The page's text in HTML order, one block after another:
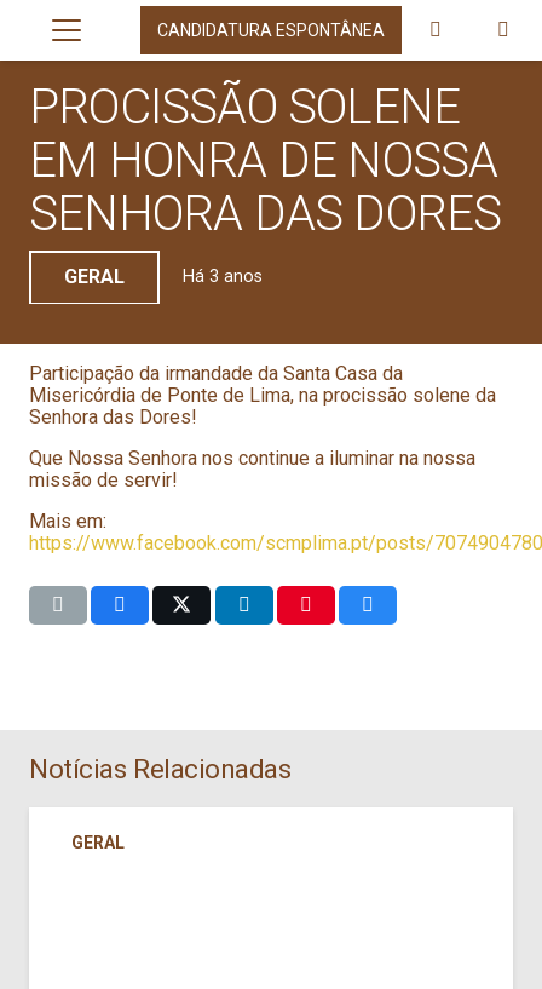
CANDIDATURA ESPONTÂNEA
PROCISSÃO SOLENE
EM HONRA DE NOSSA
SENHORA DAS DORES
GERAL Há 3 anos
Participação da irmandade da Santa Casa da
Misericórdia de Ponte de Lima, na procissão solene da
Senhora das Dores!
Que Nossa Senhora nos continue a iluminar na nossa
missão de servir!
Mais em:
https://www.facebook.com/scmplima.pt/posts/
Notícias Relacionadas
GERAL